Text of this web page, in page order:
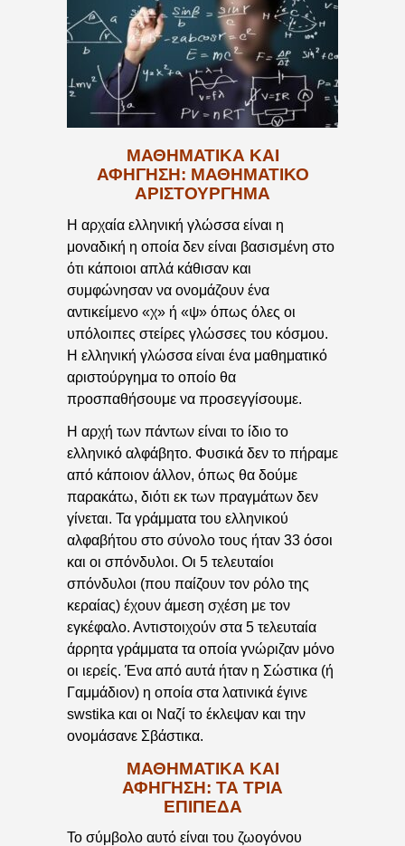
ΜΑΘΗΜΑΤΙΚΆ ΚΑΙ
ΑΦΉΓΗΣΗ: ΜΑΘΗΜΑΤΙΚΌ
ΑΡΙΣΤΟΎΡΓΗΜΑ
Η αρχαία ελληνική γλώσσα είναι η
μοναδική η οποία δεν είναι βασισμένη στο
ότι κάποιοι απλά κάθισαν και
συμφώνησαν να ονομάζουν ένα
αντικείμενο «χ» ή «ψ» όπως όλες οι
υπόλοιπες στείρες γλώσσες του κόσμου.
Η ελληνική γλώσσα είναι ένα μαθηματικό
αριστούργημα το οποίο θα
προσπαθήσουμε να προσεγγίσουμε.
Η αρχή των πάντων είναι το ίδιο το
ελληνικό αλφάβητο. Φυσικά δεν το πήραμε
από κάποιον άλλον, όπως θα δούμε
παρακάτω, διότι εκ των πραγμάτων δεν
γίνεται. Τα γράμματα του ελληνικού
αλφαβήτου στο σύνολο τους ήταν 33 όσοι
και οι σπόνδυλοι. Οι 5 τελευταίοι
σπόνδυλοι (που παίζουν τον ρόλο της
κεραίας) έχουν άμεση σχέση με τον
εγκέφαλο. Αντιστοιχούν στα 5 τελευταία
άρρητα γράμματα τα οποία γνώριζαν μόνο
οι ιερείς. Ένα από αυτά ήταν η Σώστικα (ή
Γαμμάδιον) η οποία στα λατινικά έγινε
swstika και οι Ναζί το έκλεψαν και την
ονομάσανε Σβάστικα.
ΜΑΘΗΜΑΤΙΚΆ ΚΑΙ
ΑΦΉΓΗΣΗ: ΤΑ ΤΡΊΑ
ΕΠΊΠΕΔΑ
Το σύμβολο αυτό είναι του ζωογόνου